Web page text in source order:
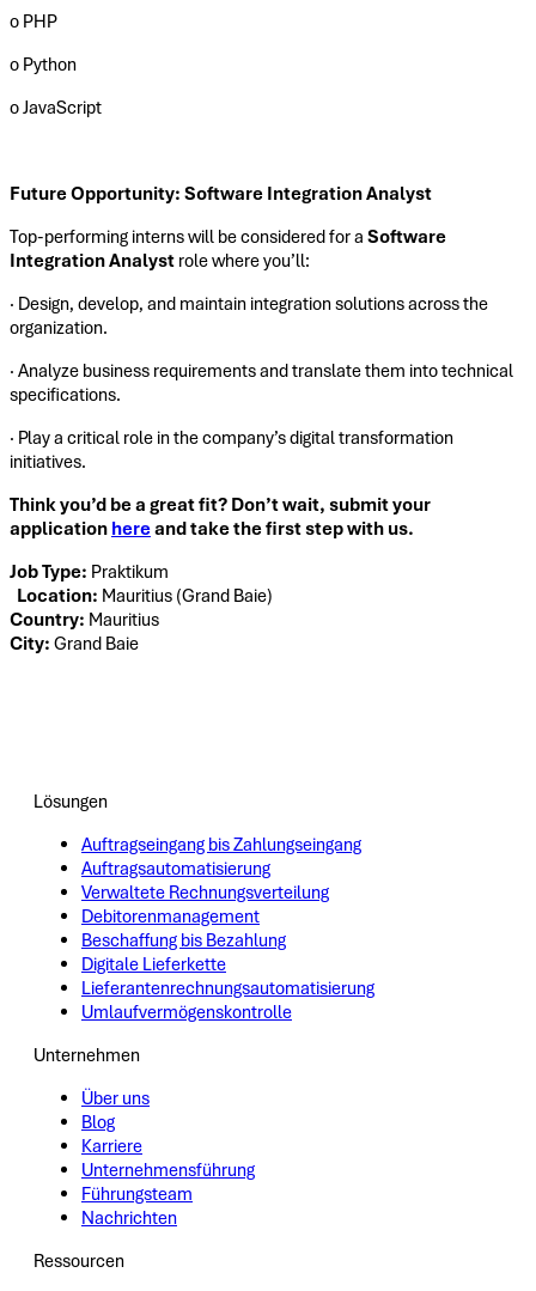
o PHP
o Python
o JavaScript
Future Opportunity: Software Integration Analyst
Top-performing interns will be considered for a Software
Integration Analyst role where you’ll:
· Design, develop, and maintain integration solutions across the
organization.
· Analyze business requirements and translate them into technical
specifications.
· Play a critical role in the company’s digital transformation
initiatives.
Think you’d be a great fit? Don’t wait, submit your
application hereand take the first step with us.
Job Type: Praktikum
Location: Mauritius (Grand Baie)
Country: Mauritius
City: Grand Baie
Lösungen
Auftragseingang bis Zahlungseingang
Auftragsautomatisierung
Verwaltete Rechnungsverteilung
Debitorenmanagement
Beschaffung bis Bezahlung
Digitale Lieferkette
Lieferantenrechnungsautomatisierung
Umlaufvermögenskontrolle
Unternehmen
Über uns
Blog
Karriere
Unternehmensführung
Führungsteam
Nachrichten
Ressourcen